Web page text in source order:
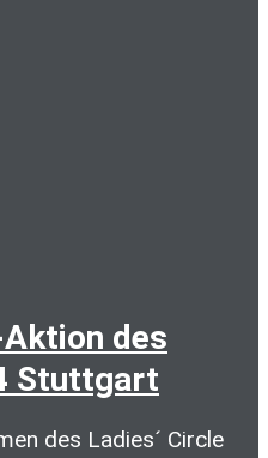
des
Stuttgart
des Ladies´ Circle